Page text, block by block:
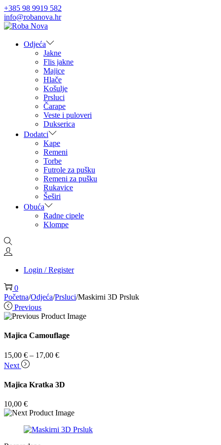
+385 98 9919 582
info@robanova.hr
Skip
navigation
Skip
contentOdjeća
Jakne
Flis jakne
Majice
Hlače
Košulje
Prsluci
Čarape
Veste i puloveri
Dukserica
Dodatci
Kape
Remeni
Torbe
Futrole za pušku
Remeni za pušku
Rukavice
Šeširi
Obuća
Radne cipele
Klompe
Login / Register
0
Početna/Odjeća/Prsluci/Maskirni 3D Prsluk
Previous
Majica Camouflage
15,00 € – 17,00 €Raspon
15,00 €
do
Next
Majica Kratka 3D
10,00 €